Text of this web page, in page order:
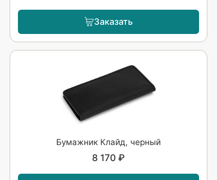
Заказать
Бумажник Клайд, черный
8 170 ₽